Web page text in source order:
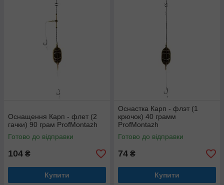
Оснащення Карп - флет (2
гачки) 90 грам ProfMontazh
Готово до відправки
104 ₴
Купити
Оснастка Карп - флэт (1
крючок) 40 грамм
ProfMontazh
Готово до відправки
74 ₴
Купити